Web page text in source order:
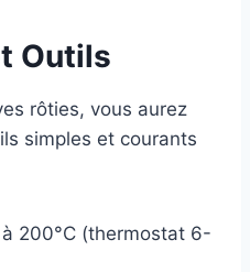
Outils
rôties, vous aurez
simples et courants
à 200°C (thermostat 6-